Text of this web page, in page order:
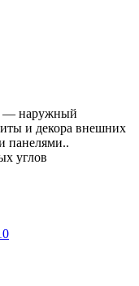
— наружный
и декора внешних
панелями..
углов